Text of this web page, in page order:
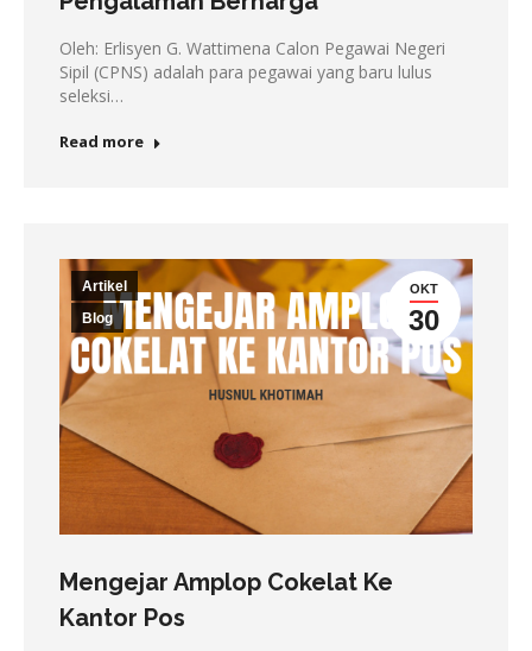
Oleh: Erlisyen G. Wattimena Calon Pegawai Negeri
Sipil (CPNS) adalah para pegawai yang baru lulus
seleksi…
Read more
OKT
30
Artikel
Blog
Mengejar Amplop Cokelat Ke
Kantor Pos